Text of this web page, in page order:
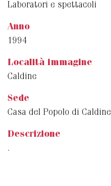
Laboratori e spettacoli
Anno
1994
Località immagine
Caldine
Sede
Casa del Popolo di Caldine
Descrizione
.